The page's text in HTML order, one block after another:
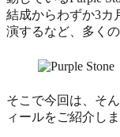
結成からわずか3カ
演するなど、多く
そこで今回は、そ
ィールをご紹介しま